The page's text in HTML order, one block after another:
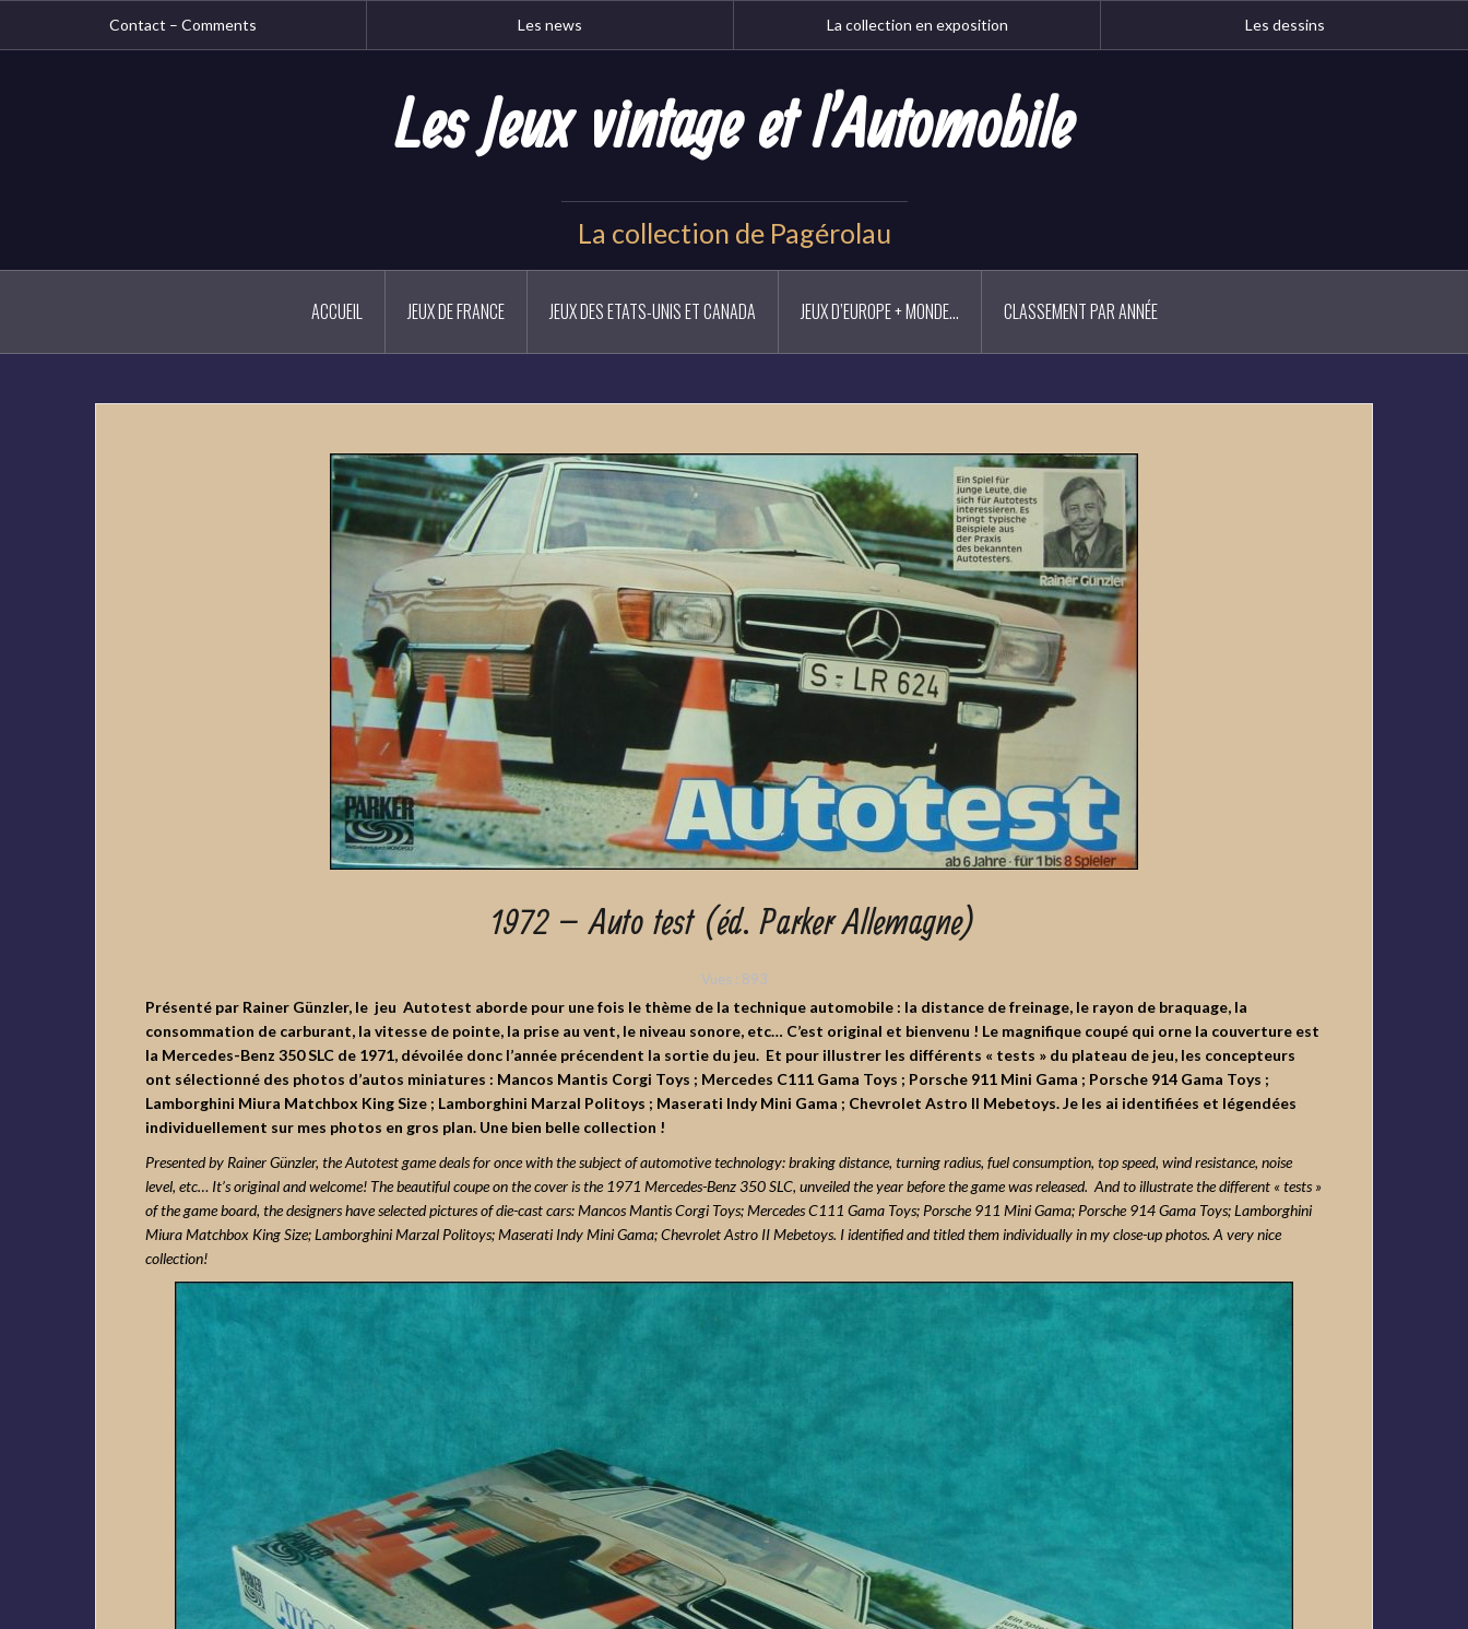
Contact – Comments Les news La collection en exposition Les dessins
Les Jeux vintage et l'Automobile
La collection de Pagérolau
ACCUEIL JEUX DE FRANCE JEUX DES ETATS-UNIS ET CANADA JEUX D’EUROPE + MONDE… CLASSEMENT PAR ANNÉE
1972 – Auto test (éd. Parker Allemagne)
Vues : 893
Présenté par Rainer Günzler, le jeu Autotest aborde pour une fois le thème de la technique automobile : la distance de freinage, le rayon de braquage, la
consommation de carburant, la vitesse de pointe, la prise au vent, le niveau sonore, etc… C’est original et bienvenu ! Le magnifique coupé qui orne la couverture est
la Mercedes-Benz 350 SLC de 1971, dévoilée donc l’année précendent la sortie du jeu. Et pour illustrer les différents « tests » du plateau de jeu, les concepteurs
ont sélectionné des photos d’autos miniatures : Mancos Mantis Corgi Toys ; Mercedes C111 Gama Toys ; Porsche 911 Mini Gama ; Porsche 914 Gama Toys ;
Lamborghini Miura Matchbox King Size ; Lamborghini Marzal Politoys ; Maserati Indy Mini Gama ; Chevrolet Astro II Mebetoys. Je les ai identifiées et légendées
individuellement sur mes photos en gros plan. Une bien belle collection !
Presented by Rainer Günzler, the Autotest game deals for once with the subject of automotive technology: braking distance, turning radius, fuel consumption, top speed, wind resistance, noise
level, etc… It’s original and welcome! The beautiful coupe on the cover is the 1971 Mercedes-Benz 350 SLC, unveiled the year before the game was released. And to illustrate the different « tests »
of the game board, the designers have selected pictures of die-cast cars: Mancos Mantis Corgi Toys; Mercedes C111 Gama Toys; Porsche 911 Mini Gama; Porsche 914 Gama Toys; Lamborghini
Miura Matchbox King Size; Lamborghini Marzal Politoys; Maserati Indy Mini Gama; Chevrolet Astro II Mebetoys. I identified and titled them individually in my close-up photos. A very nice
collection!